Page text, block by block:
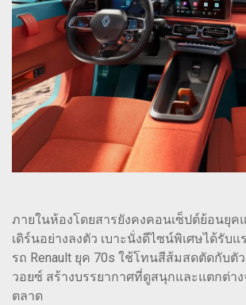
ภายในห้องโดยสารยังคงคอนเซ็ปต์ย้อนยุค
เดิร์นอย่างลงตัว เบาะนั่งดีไซน์พิเศษได้รับแ
รถ Renault ยุค 70s ใช้โทนสีส้มสดตัดกับตั
วอยซ์ สร้างบรรยากาศที่ดูสนุกและแตกต่าง
ตลาด